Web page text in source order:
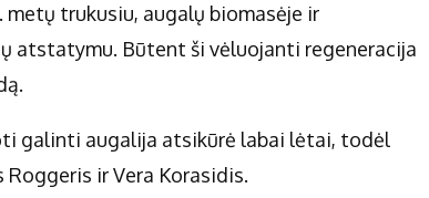
trukusiu, augalų biomasėje ir
atstatymu. Būtent ši vėluojanti regeneracija
galinti augalija atsikūrė labai lėtai, todėl
ir Vera Korasidis.